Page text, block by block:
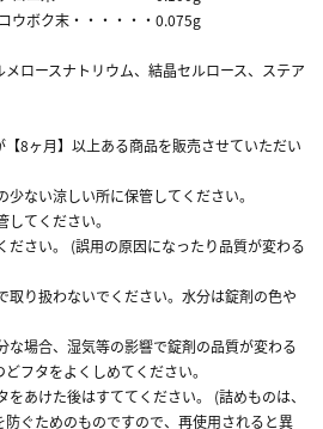
ウボク末・・・・・・0.075g
ロースナトリウム、結晶セルロース、ステア
8ヶ月】以上ある商品を販売させていただい
ない涼しい所に保管してください。
てください。
ださい。 (誤用の原因になったり品質が変わる
取り扱わないでください。水分は錠剤の色や
な場合、湿気等の影響で錠剤の品質が変わる
フタをよくしめてください。
あけた後はすててください。 (詰めものは、
ぐためのものですので、再使用されると異